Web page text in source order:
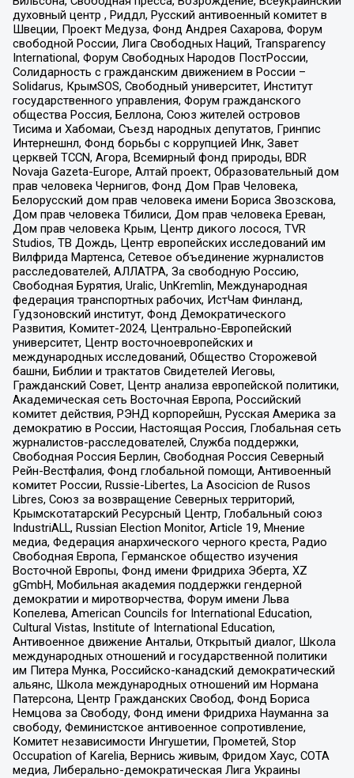
духовный центр , Риддл, Русский антивоенный комитет в
Швеции, Проект Медуза, Фонд Андрея Сахарова, Форум
свободной России, Лига Свободных Наций, Transparеncy
International, Форум Свободных Народов ПостРоссии,
Солидарность с гражданским движением в России –
Solidarus, КрымSOS, Свободный университет, Институт
государственного управления, Форум гражданского
общества Россия, Беллона, Союз жителей островов
Тисима и Хабомаи, Съезд народных депутатов, Гринпис
Интернешнл, Фонд борьбы с коррупцией Инк, Завет
церквей TCCN, Агора, Всемирный фонд природы, BDR
Novaja Gazeta-Europe, Алтай проект, Образовательный дом
прав человека Чернигов, Фонд Дом Прав Человека,
Белорусский дом прав человека имени Бориса Звозскова,
Дом прав человека Тбилиси, Дом прав человека Ереван,
Дом прав человека Крым, Центр дикого лосося, TVR
Studios, ТВ Дождь, Центр европейских исследований им
Вилфрида Мартенса, Сетевое объединение журналистов
расследователей, АЛЛАТРА, За свободную Россию,
Свободная Бурятия, Uralic, UnKremlin, Международная
федерация транспортных рабочих, ИстЧам Финланд,
Гудзоновский институт, Фонд Демократического
Развития, Комитет-2024, Центрально-Европейский
университет, Центр восточноевропейских и
международных исследований, Общество Сторожевой
башни, Библии и трактатов Свидетелей Иеговы,
Гражданский Совет, Центр анализа европейской политики,
Академическая сеть Восточная Европа, Российский
комитет действия, РЭНД корпорейшн, Русская Америка за
демократию в России, Настоящая Россия, Глобальная сеть
журналистов-расследователей, Служба поддержки,
Свободная Россия Берлин, Свободная Россия Северный
Рейн-Вестфалия, Фонд глобальной помощи, Антивоенный
комитет России, Russie-Libertes, La Asocicion de Rusos
Libres, Союз за возвращение Северных территорий,
Крымскотатарский Ресурсный Центр, Глобальный союз
IndustriALL, Russian Election Monitor, Article 19, Мнение
медиа, Федерация анархического черного креста, Радио
Свободная Европа, Германское общество изучения
Восточной Европы, Фонд имени Фридриха Эберта, XZ
gGmbH, Мобильная академия поддержки гендерной
демократии и миротворчества, Форум имени Льва
Копелева, American Councils for International Education,
Cultural Vistas, Institute of International Education,
Антивоенное движение Антальи, Открытый диалог, Школа
международных отношений и государственной политики
им Питера Мунка, Российско-канадский демократический
альянс, Школа международных отношений им Нормана
Патерсона, Центр Гражданских Свобод, Фонд Бориса
Немцова за Свободу, Фонд имени Фридриха Науманна за
свободу, Феминистское антивоенное сопротивление,
Комитет независимости Ингушетии, Прометей, Stop
Occupation of Karelia, Вернись живым, Фридом Хаус, СОТА
медиа, Либерально-демократическая Лига Украины